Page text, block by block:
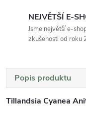
NEJVĚTŠÍ E-
Jsme největší e-
zkušenosti od roku
Popis produktu
Tillandsia Cyanea